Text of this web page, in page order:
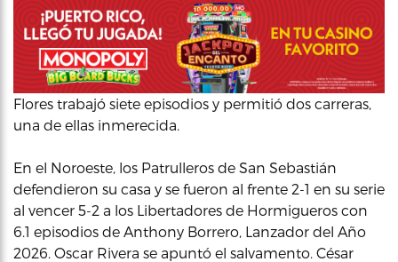
Flores trabajó siete episodios y permitió dos carreras,
una de ellas inmerecida.
En el Noroeste, los Patrulleros de San Sebastián
defendieron su casa y se fueron al frente 2-1 en su serie
al vencer 5-2 a los Libertadores de Hormigueros con
6.1 episodios de Anthony Borrero, Lanzador del Año
2026. Oscar Rivera se apuntó el salvamento. César